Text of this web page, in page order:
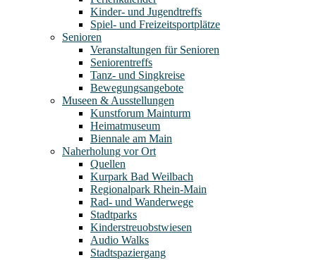
Kinder- und Jugendtreffs
Spiel- und Freizeitsportplätze
Senioren
Veranstaltungen für Senioren
Seniorentreffs
Tanz- und Singkreise
Bewegungsangebote
Museen & Ausstellungen
Kunstforum Mainturm
Heimatmuseum
Biennale am Main
Naherholung vor Ort
Quellen
Kurpark Bad Weilbach
Regionalpark Rhein-Main
Rad- und Wanderwege
Stadtparks
Kinderstreuobstwiesen
Audio Walks
Stadtspaziergang